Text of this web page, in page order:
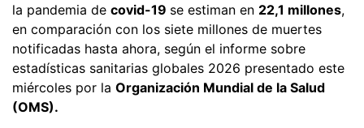
la pandemia de covid-19 se estiman en 22,1 millones,
en comparación con los siete millones de muertes
notificadas hasta ahora, según el informe sobre
estadísticas sanitarias globales 2026 presentado este
miércoles por la Organización Mundial de la Salud
(OMS).